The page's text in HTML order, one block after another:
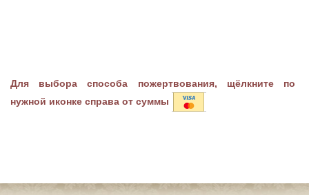
Для выбора способа пожертвования, щёлкните по
нужной иконке справа от суммы